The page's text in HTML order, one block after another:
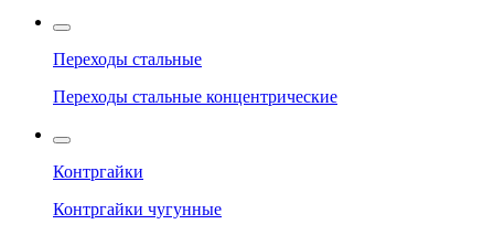
Переходы стальные
Переходы стальные концентрические
Контргайки
Контргайки чугунные